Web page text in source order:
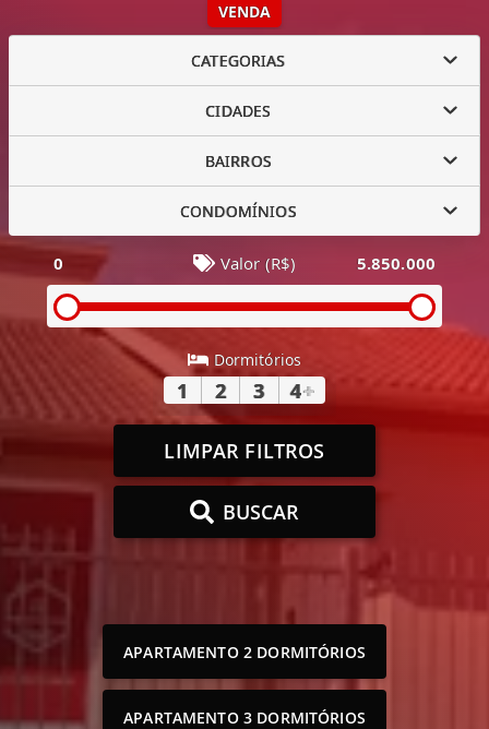
VENDA
CATEGORIAS
CIDADES
BAIRROS
CONDOMÍNIOS
0 Valor (R$) 5.850.000
Dormitórios
1 2 3 4+
LIMPAR FILTROS
BUSCAR
APARTAMENTO 2 DORMITÓRIOS
APARTAMENTO 3 DORMITÓRIOS